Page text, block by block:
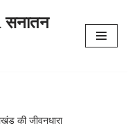
की जीवनधारा